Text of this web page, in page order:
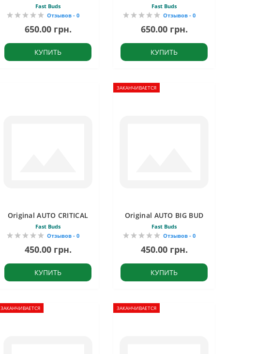
Fast Buds
Отзывов - 0
650.00 грн.
КУПИТЬ
Fast Buds
Отзывов - 0
650.00 грн.
КУПИТЬ
Original AUTO CRITICAL
Fast Buds
Отзывов - 0
450.00 грн.
КУПИТЬ
ЗАКАНЧИВАЕТСЯ
Original AUTO BIG BUD
Fast Buds
Отзывов - 0
450.00 грн.
КУПИТЬ
ЗАКАНЧИВАЕТСЯ ЗАКАНЧИВАЕТСЯ